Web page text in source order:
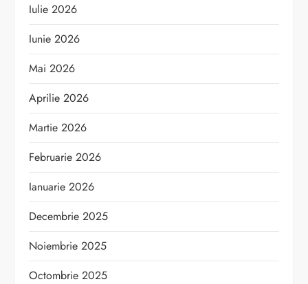
Iulie 2026
Iunie 2026
Mai 2026
Aprilie 2026
Martie 2026
Februarie 2026
Ianuarie 2026
Decembrie 2025
Noiembrie 2025
Octombrie 2025